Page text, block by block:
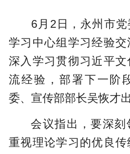
6月2日，永州市
学习中心组学习经验
深入学习贯彻习近平
流经验，部署下一阶
委、宣传部部长吴恢才
会议指出，要深刻
重视理论学习的优良传